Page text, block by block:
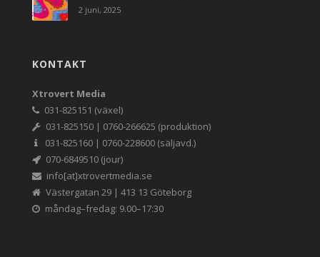
2 juni, 2025
KONTAKT
Xtrovert Media
031-825151 (växel)
031-825150 | 0760-266625 (produktion)
031-825160 | 0760-228600 (säljavd.)
070-6849510 (jour)
info[at]xtrovertmedia.se
Västergatan 29 | 413 13 Göteborg
måndag–fredag: 9.00–17:30